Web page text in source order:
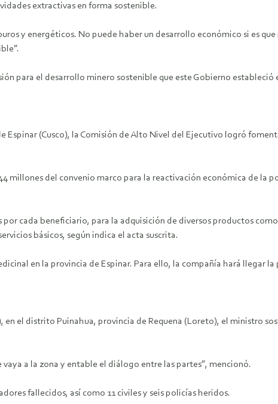
extractivas en forma sostenible.
y energéticos. No puede haber un desarrollo económico si es que
para el desarrollo minero sostenible que este Gobierno estableció
(Cusco), la Comisión de Alto Nivel del Ejecutivo logró
millones del convenio marco para la reactivación económica de la
cada beneficiario, para la adquisición de diversos productos
básicos, según indica el acta suscrita.
en la provincia de Espinar. Para ello, la compañía hará llegar
el distrito Puinahua, provincia de Requena (Loreto), el ministro
a la zona y entable el diálogo entre las partes”, mencionó.
fallecidos, así como 11 civiles y seis policías heridos.